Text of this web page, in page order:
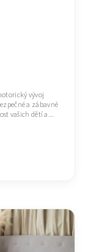
vývoj
a zábavné
vašich dětí a...